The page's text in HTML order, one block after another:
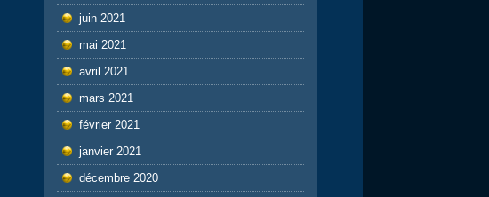
juin 2021
mai 2021
avril 2021
mars 2021
février 2021
janvier 2021
décembre 2020